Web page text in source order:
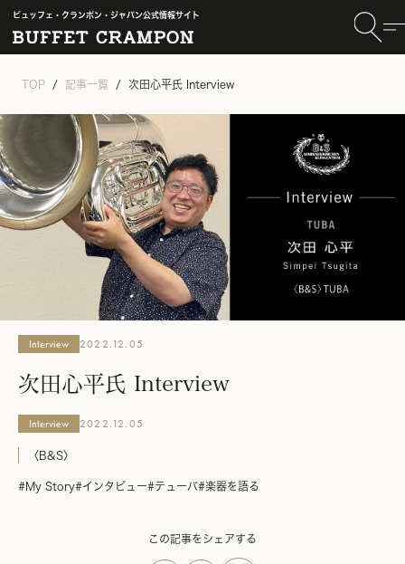
ビュッフェ・クランポン・ジャパン公式情報サイト
TOP 記事一覧 次田心平氏 Interview
Interview 2022.12.05
〈B&S〉
#My Story#インタビュー#テューバ#楽器を語る
この記事をシェアする
Interview 2022.12.05
次田心平氏 Interview